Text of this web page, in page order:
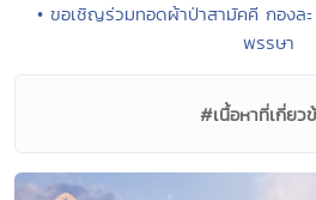
• ขอเชิญร่วมทอดผ้าป่าสามัคคี กองล
พรรษา
#เนื้อหาที่เกี่ยว